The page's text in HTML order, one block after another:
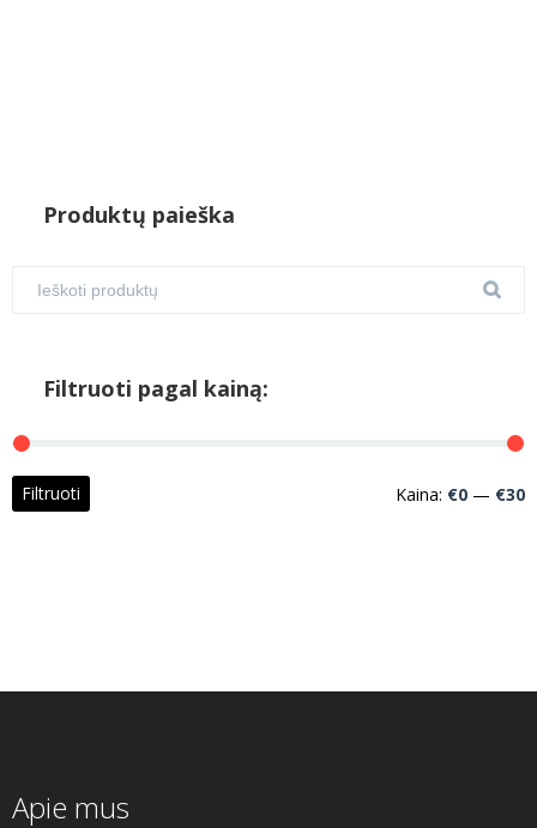
Produktų paieška
Filtruoti pagal kainą:
Filtruoti Kaina: €0 — €30
Apie mus